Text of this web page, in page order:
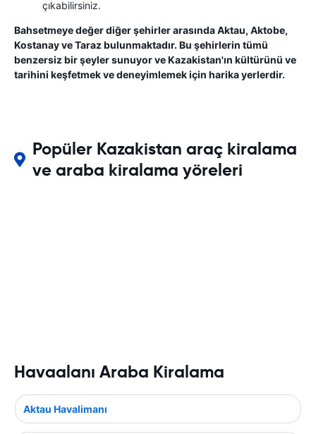
çıkabilirsiniz.
Bahsetmeye değer diğer şehirler arasında Aktau, Aktobe,
Kostanay ve Taraz bulunmaktadır. Bu şehirlerin tümü
benzersiz bir şeyler sunuyor ve Kazakistan'ın kültürünü ve
tarihini keşfetmek ve deneyimlemek için harika yerlerdir.
Popüler Kazakistan araç kiralama
ve araba kiralama yöreleri
Havaalanı Araba Kiralama
Aktau Havalimanı